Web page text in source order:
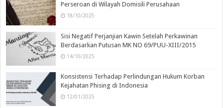
Perseroan di Wilayah Domisili Perusahaan
18/10/2025
Sisi Negatif Perjanjian Kawin Setelah Perkawinan
Berdasarkan Putusan MK NO 69/PUU-XIII/2015
14/10/2025
Konsistensi Terhadap Perlindungan Hukum Korban
Kejahatan Phising di Indonesia
12/01/2025